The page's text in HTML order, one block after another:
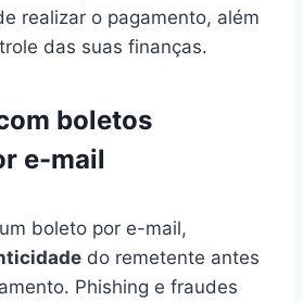
realizar o pagamento, além
das suas finanças.
boletos
e-mail
boleto por e-mail,
do remetente antes
Phishing e fraudes